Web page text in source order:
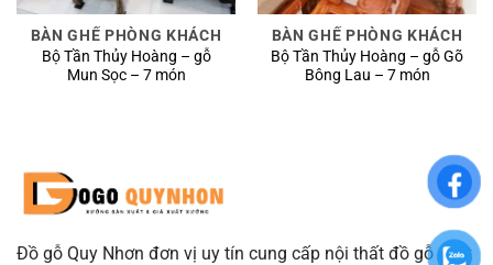
BÀN GHẾ PHÒNG KHÁCH
Bộ Tần Thủy Hoàng – gỗ
Mun Sọc – 7 món
BÀN GHẾ PHÒNG KHÁCH
Bộ Tần Thủy Hoàng – gỗ Gõ
Bông Lau – 7 món
Đồ gỗ Quy Nhơn đơn vị uy tín cung cấp nội thất đồ gỗ chất